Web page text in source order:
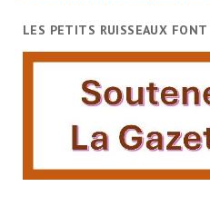
LES PETITS RUISSEAUX FONT